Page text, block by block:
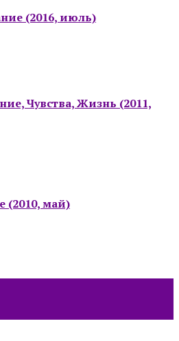
(2016, июль)
Чувства, Жизнь (2011,
(2010, май)